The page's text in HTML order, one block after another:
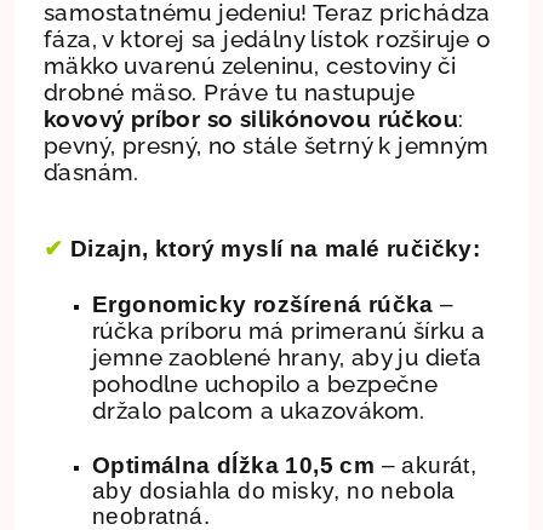
samostatnému jedeniu! Teraz prichádza
fáza, v ktorej sa jedálny lístok rozširuje o
mäkko uvarenú zeleninu, cestoviny či
drobné mäso. Práve tu nastupuje
kovový príbor so silikónovou rúčkou:
pevný, presný, no stále šetrný k jemným
ďasnám.
✔ Dizajn, ktorý myslí na malé ručičky:
Ergonomicky rozšírená rúčka –
rúčka príboru má primeranú šírku a
jemne zaoblené hrany, aby ju dieťa
pohodlne uchopilo a bezpečne
držalo palcom a ukazovákom.
Optimálna dĺžka 10,5 cm – akurát,
aby dosiahla do misky, no nebola
neobratná.